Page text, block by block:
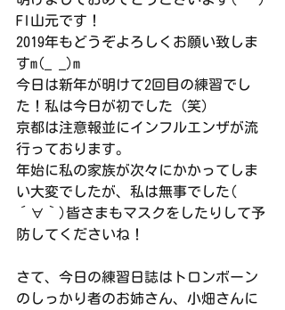
Fl山元です！
2019年もどうぞよろしくお願い致しま
すm(_ _)m
今日は新年が明けて2回目の練習でし
た！私は今日が初でした（笑）
京都は注意報並にインフルエンザが流
行っております。
年始に私の家族が次々にかかってしま
い大変でしたが、私は無事でした(
´∀｀)皆さまもマスクをしたりして予
防してくださいね！
さて、今日の練習日誌はトロンボーン
のしっかり者のお姉さん、小畑さんに